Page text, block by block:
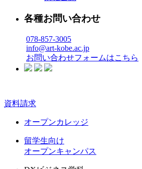
各種お問い合わせ
078-857-3005
info@art-kobe.ac.jp
お問い合わせフォームはこちら
資料請求
オープンカレッジ
留学生向け
オープンキャンパス